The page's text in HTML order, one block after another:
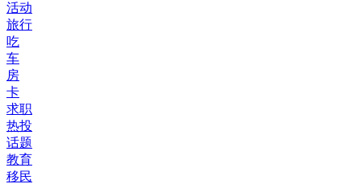
活动
旅行
吃
车
房
卡
求职
热投
话题
教育
移民